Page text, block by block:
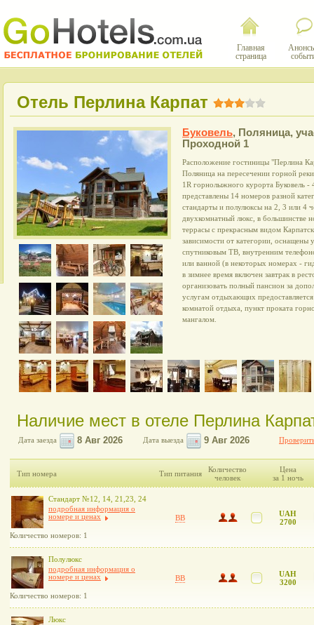
Главная
страница
Отель Перлина Карпат
Буковель, Поляница,
Проходной 1
Расположение гостиницы "Перлина
Поляница на пересечении горной
1R горнолыжного курорта Буковель -
представлены 14 номеров разной
стандарты и полулюксы на 2, 3 или 4
двухкомнатный люкс, в большинстве
террасы с прекрасным видом
зависимости от категории, оснащены
спутниковым ТВ, внутренним
или ванной (в некоторых номерах -
в зимнее время включен завтрак в
организовать полный пансион за
услугам отдыхающих
комнатой отдыха, пункт проката
мангалом.
Наличие мест в отеле Перлина
Дата заезда Дата выезда
Тип номера Тип питания
Количество
человек
Цена
за 1 ночь
Стандарт №12, 14, 21,23, 24
подробная информация о
номере и ценах
Количество номеров: 1
BB
UAH
2700
Полулюкс
подробная информация о
номере и ценах
Количество номеров: 1
BB
UAH
3200
Люкс